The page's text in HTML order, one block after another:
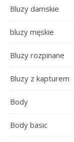
Bluzy damskie
bluzy męskie
Bluzy rozpinane
Bluzy z kapturem
Body
Body basic